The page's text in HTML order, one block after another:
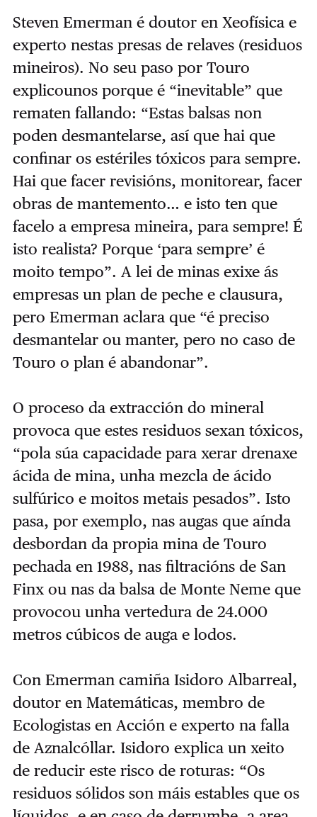
Steven Emerman é doutor en Xeofísica e
experto nestas presas de relaves (residuos
mineiros). No seu paso por Touro
explicounos porque é “inevitable” que
rematen fallando: “Estas balsas non
poden desmantelarse, así que hai que
confinar os estériles tóxicos para sempre.
Hai que facer revisións, monitorear, facer
obras de mantemento… e isto ten que
facelo a empresa mineira, para sempre! É
isto realista? Porque ‘para sempre’ é
moito tempo”. A lei de minas exixe ás
empresas un plan de peche e clausura,
pero Emerman aclara que “é preciso
desmantelar ou manter, pero no caso de
Touro o plan é abandonar”.
O proceso da extracción do mineral
provoca que estes residuos sexan tóxicos,
“pola súa capacidade para xerar drenaxe
ácida de mina, unha mezcla de ácido
sulfúrico e moitos metais pesados”. Isto
pasa, por exemplo, nas augas que aínda
desbordan da propia mina de Touro
pechada en 1988, nas filtracións de San
Finx ou nas da balsa de Monte Neme que
provocou unha vertedura de 24.000
metros cúbicos de auga e lodos.
Con Emerman camiña Isidoro Albarreal,
doutor en Matemáticas, membro de
Ecologistas en Acción e experto na falla
de Aznalcóllar. Isidoro explica un xeito
de reducir este risco de roturas: “Os
residuos sólidos son máis estables que os